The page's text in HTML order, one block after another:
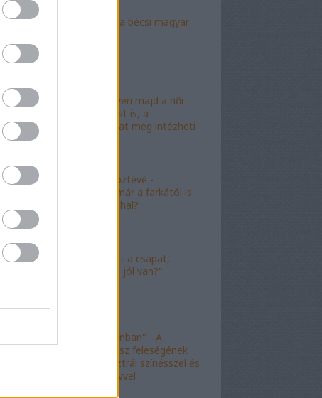
"Mély torok" a bécsi magyar
"Mészáros nyeri majd a női
kalapácsvetést is, a
kabalafigurákat meg intézheti
"Minőségi" köztévé -
hamarosan, már a farkától is
bűzleni fog a hal?
"Nagyot ment a csapat,
Viktor! Család jól van?"
"nem kishazánban" - A
fideszes borász feleségének
esete az ausztrál színésszel és
az angol nyelvvel